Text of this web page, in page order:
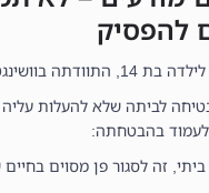
להפסיק
בוושינגטון פוסט,
לביתה שלא להעלות
בהבטחתה:
זה לסגור פן מסוים בחיים